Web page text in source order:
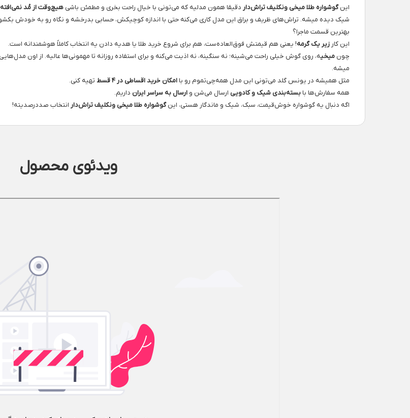
اینگوشواره طلا میخی ونکلیف تراش‌دار دقیقا همون مدلیه که می‌تونی با خیال راحت بخری و مطمئن باشی هیچ‌وقت از مُد نمی‌افته
شیک دیده میشه. تراش‌های ظریف و براق این مدل کاری می‌کنه حتی با اندازه کوچیکش، حسابی بدرخشه و نگاه رو به خودش
بهترین قسمت ماجرا؟
این کار زیر یک گرمه! یعنی هم قیمتش فوق‌العاده‌ست، هم برای شروع خرید طلا یا هدیه دادن یه انتخاب کاملاً هوشمندانه است.
چون میخیه، روی گوش خیلی راحت می‌شینه؛ نه سنگینه، نه اذیت می‌کنه و برای استفاده روزانه تا مهمونی‌ها عالیه. از اون
میشه.
مثل همیشه در یونس گلد می‌تونی این مدل همه‌چی‌تموم رو با امکان خرید اقساطی در ۴ قسط
تهیه کنی.
همه سفارش‌ها با بسته‌بندی شیک و کادویی ارسال می‌شن و ارسال به سراسر ایران داریم.
اگه دنبال یه گوشواره خوش‌قیمت، سبک، شیک و ماندگار هستی، اینگوشواره طلا میخی ونکلیف تراش‌دار انتخاب صددرصدیته!
ویدئوی محصول